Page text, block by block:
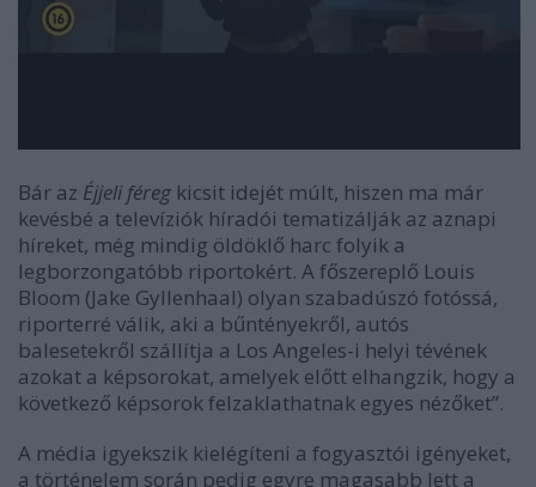
Bár az Éjjeli féreg kicsit idejét múlt, hiszen ma már
kevésbé a televíziók híradói tematizálják az aznapi
híreket, még mindig öldöklő harc folyik a
legborzongatóbb riportokért. A főszereplő Louis
Bloom (Jake Gyllenhaal) olyan szabadúszó fotóssá,
riporterré válik, aki a bűntényekről, autós
balesetekről szállítja a Los Angeles-i helyi tévének
azokat a képsorokat, amelyek előtt elhangzik, hogy a
következő képsorok felzaklathatnak egyes nézőket”.
A média igyekszik kielégíteni a fogyasztói igényeket,
a történelem során pedig egyre magasabb lett a